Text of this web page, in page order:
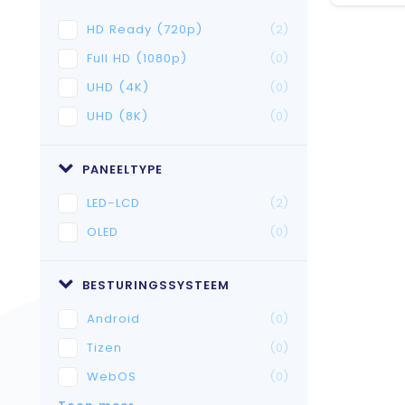
HD Ready (720p)
(2)
Full HD (1080p)
(0)
UHD (4K)
(0)
UHD (8K)
(0)
PANEELTYPE
LED-LCD
(2)
OLED
(0)
BESTURINGSSYSTEEM
Android
(0)
Tizen
(0)
WebOS
(0)